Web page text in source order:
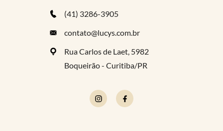
(41) 3286-3905
contato@lucys.com.br
Rua Carlos de Laet, 5982
Boqueirão - Curitiba/PR